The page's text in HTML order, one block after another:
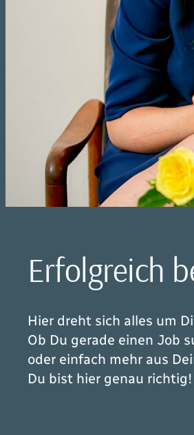
Erfolgreich
Hier dreht sich alles um
Ob Du gerade einen Job
oder einfach mehr aus
Du bist hier genau richtig!